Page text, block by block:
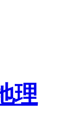
理